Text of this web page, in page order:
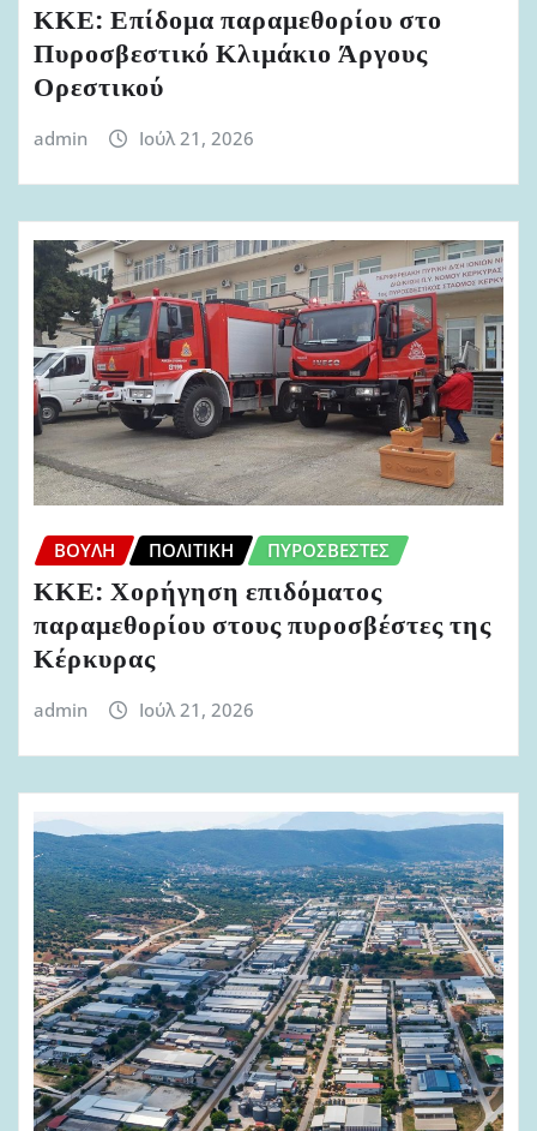
ΚΚΕ: Επίδομα παραμεθορίου στο
Πυροσβεστικό Κλιμάκιο Άργους
Ορεστικού
admin Ιούλ 21, 2026
ΒΟΥΛΉ ΠΟΛΙΤΙΚΉ ΠΥΡΟΣΒΈΣΤΕΣ
ΚΚΕ: Χορήγηση επιδόματος
παραμεθορίου στους πυροσβέστες της
Κέρκυρας
admin Ιούλ 21, 2026